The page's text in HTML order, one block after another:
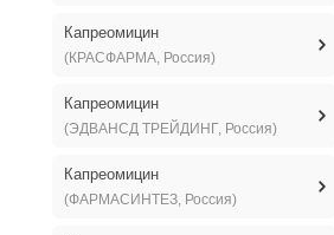
Капреомицин
(КРАСФАРМА, Россия)
Капреомицин
(ЭДВАНСД ТРЕЙДИНГ, Россия)
Капреомицин
(ФАРМАСИНТЕЗ, Россия)